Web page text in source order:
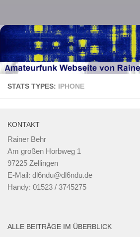
STATS TYPES: IPHONE
KONTAKT
Rainer Behr
Am großen Horbweg 1
97225 Zellingen
E-Mail: dl6ndu@dl6ndu.de
Handy: 01523 / 3745275
ALLE BEITRÄGE IM ÜBERBLICK